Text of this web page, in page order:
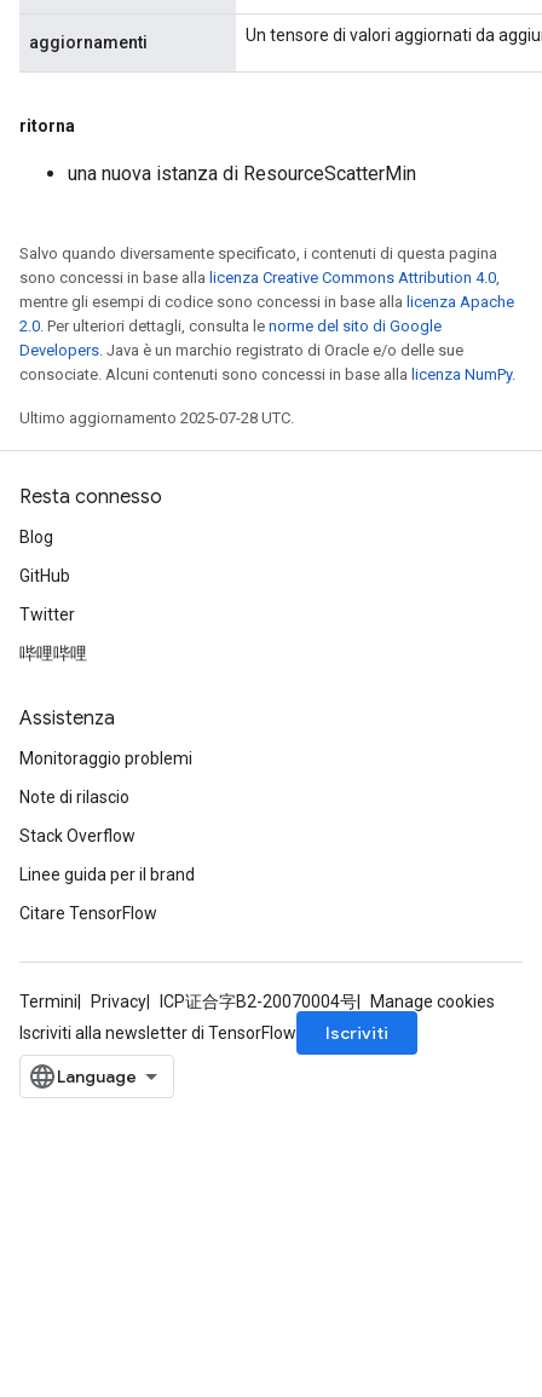
aggiornamenti Un tensore di valori aggiornati da
ritorna
una nuova istanza di ResourceScatterMin
Salvo quando diversamente specificato, i contenuti di questa pagina
sono concessi in base alla licenza Creative Commons Attribution 4.0,
mentre gli esempi di codice sono concessi in base alla licenza Apache
2.0. Per ulteriori dettagli, consulta le norme del sito di Google
Developers. Java è un marchio registrato di Oracle e/o delle sue
consociate. Alcuni contenuti sono concessi in base alla licenza NumPy.
Ultimo aggiornamento 2025-07-28 UTC.
Resta connesso
Blog
GitHub
Twitter
哔哩哔哩
Assistenza
Monitoraggio problemi
Note di rilascio
Stack Overflow
Linee guida per il brand
Citare TensorFlow
Termini Privacy ICP证合字B2-20070004号
Manage cookies
Iscriviti alla newsletter di TensorFlow
Iscriviti